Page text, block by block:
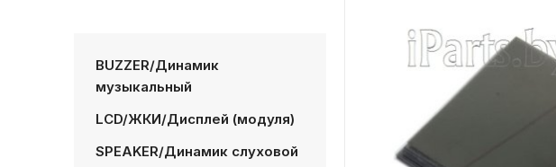
BUZZER/Динамик
музыкальный
LCD/ЖКИ/Дисплей (модуля)
SPEAKER/Динамик слуховой